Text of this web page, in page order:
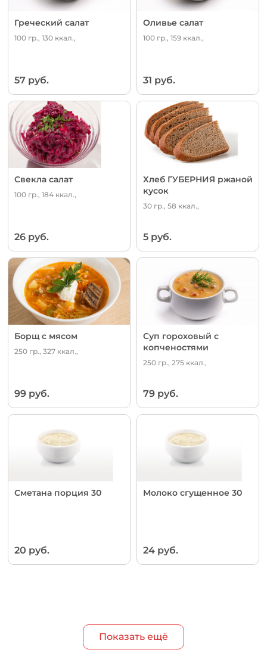
Греческий салат
100 гр., 130 ккал.,
57 руб.
Оливье салат
100 гр., 159 ккал.,
31 руб.
Свекла салат
100 гр., 184 ккал.,
26 руб.
Хлеб ГУБЕРНИЯ ржаной
кусок
30 гр., 58 ккал.,
5 руб.
Борщ с мясом
250 гр., 327 ккал.,
99 руб.
Суп гороховый с
копченостями
250 гр., 275 ккал.,
79 руб.
Сметана порция 30
20 руб.
Молоко сгущенное 30
24 руб.
Показать ещё